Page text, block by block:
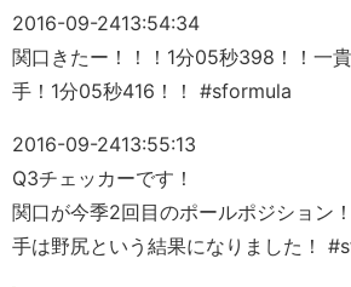
2016-09-2413:54:34
関口きたー！！！1分05秒398！！一
手！1分05秒416！！ #sformula
2016-09-2413:55:13
Q3チェッカーです！
関口が今季2回目のポールポジション
手は野尻という結果になりました！